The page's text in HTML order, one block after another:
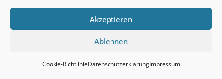
Akzeptieren
Ablehnen
Cookie-RichtlinieDatenschutzerklärungImpressum
Proudly powered byWordPress | Theme: Stacy